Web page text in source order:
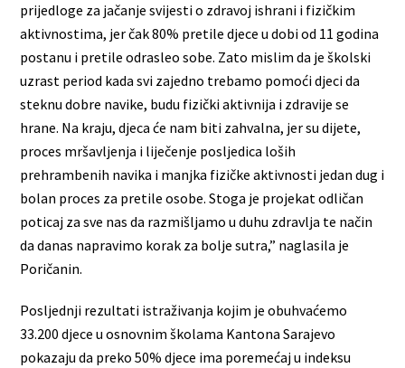
prijedloge za jačanje svijesti o zdravoj ishrani i fizičkim
aktivnostima, jer čak 80% pretile djece u dobi od 11 godina
postanu i pretile odrasleo sobe. Zato mislim da je školski
uzrast period kada svi zajedno trebamo pomoći djeci da
steknu dobre navike, budu fizički aktivnija i zdravije se
hrane. Na kraju, djeca će nam biti zahvalna, jer su dijete,
proces mršavljenja i liječenje posljedica loših
prehrambenih navika i manjka fizičke aktivnosti jedan dug i
bolan proces za pretile osobe. Stoga je projekat odličan
poticaj za sve nas da razmišljamo u duhu zdravlja te način
da danas napravimo korak za bolje sutra,” naglasila je
Poričanin.
Posljednji rezultati istraživanja kojim je obuhvaćemo
33.200 djece u osnovnim školama Kantona Sarajevo
pokazaju da preko 50% djece ima poremećaj u indeksu